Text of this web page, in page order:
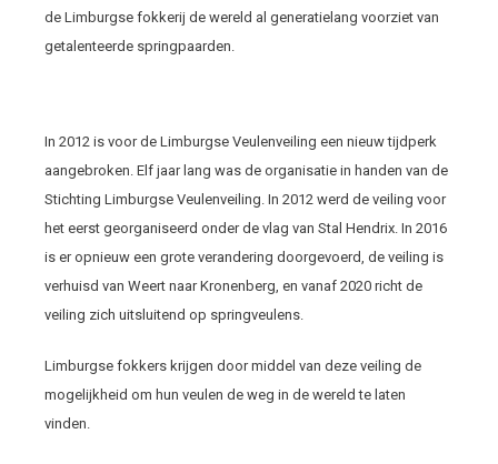
de Limburgse fokkerij de wereld al generatielang voorziet van
getalenteerde springpaarden.
In 2012 is voor de Limburgse Veulenveiling een nieuw tijdperk
aangebroken. Elf jaar lang was de organisatie in handen van de
Stichting Limburgse Veulenveiling. In 2012 werd de veiling voor
het eerst georganiseerd onder de vlag van Stal Hendrix. In 2016
is er opnieuw een grote verandering doorgevoerd, de veiling is
verhuisd van Weert naar Kronenberg, en vanaf 2020 richt de
veiling zich uitsluitend op springveulens.
Limburgse fokkers krijgen door middel van deze veiling de
mogelijkheid om hun veulen de weg in de wereld te laten
vinden.